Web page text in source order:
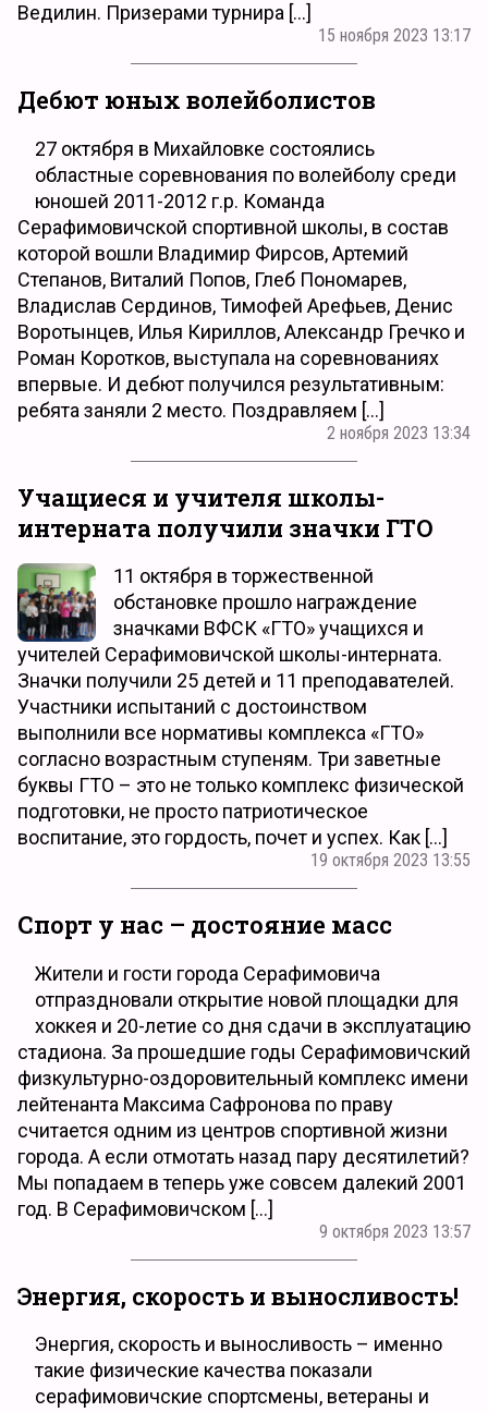
Ведилин. Призерами турнира […]
15 ноября 2023 13:17
Дебют юных волейболистов
27 октября в Михайловке состоялись
областные соревнования по волейболу среди
юношей 2011-2012 г.р. Команда
Серафимовичской спортивной школы, в состав
которой вошли Владимир Фирсов, Артемий
Степанов, Виталий Попов, Глеб Пономарев,
Владислав Сердинов, Тимофей Арефьев, Денис
Воротынцев, Илья Кириллов, Александр Гречко и
Роман Коротков, выступала на соревнованиях
впервые. И дебют получился результативным:
ребята заняли 2 место. Поздравляем […]
2 ноября 2023 13:34
Учащиеся и учителя школы-
интерната получили значки ГТО
11 октября в торжественной
обстановке прошло награждение
значками ВФСК «ГТО» учащихся и
учителей Серафимовичской школы-интерната.
Значки получили 25 детей и 11 преподавателей.
Участники испытаний с достоинством
выполнили все нормативы комплекса «ГТО»
согласно возрастным ступеням. Три заветные
буквы ГТО – это не только комплекс физической
подготовки, не просто патриотическое
воспитание, это гордость, почет и успех. Как […]
19 октября 2023 13:55
Спорт у нас – достояние масс
Жители и гости города Серафимовича
отпраздновали открытие новой площадки для
хоккея и 20-летие со дня сдачи в эксплуатацию
стадиона. За прошедшие годы Серафимовичский
физкультурно-оздоровительный комплекс имени
лейтенанта Максима Сафронова по праву
считается одним из центров спортивной жизни
города. А если отмотать назад пару десятилетий?
Мы попадаем в теперь уже совсем далекий 2001
год. В Серафимовичском […]
9 октября 2023 13:57
Энергия, скорость и выносливость!
Энергия, скорость и выносливость – именно
такие физические качества показали
серафимовичские спортсмены, ветераны и